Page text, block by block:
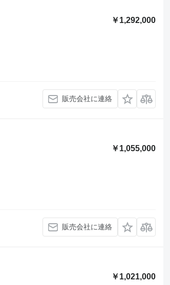
￥1,292,000
販売会社に連絡
￥1,055,000
販売会社に連絡
￥1,021,000